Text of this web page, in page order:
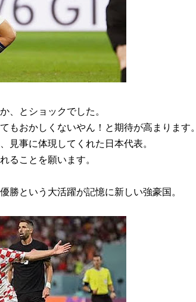
、とショックでした。
もおかしくないやん！と期待が高まります。
見事に体現してくれた日本代表。
ることを願います。
勝という大活躍が記憶に新しい強豪国。